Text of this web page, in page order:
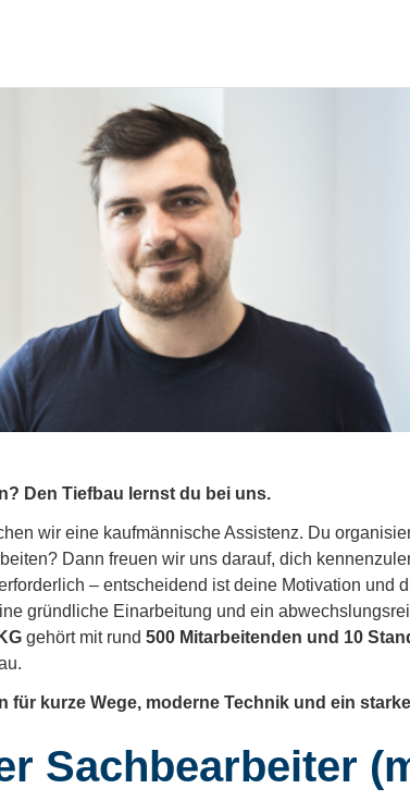
Sachbearbeiter
Den Tiefbau lernst du bei uns.
wir eine kaufmännische Assistenz. Du
Dann freuen wir uns darauf, dich
– entscheidend ist deine Motivation und
gründliche Einarbeitung und ein
gehört mit rund 500 Mitarbeitenden und 10
für kurze Wege, moderne Technik und ein